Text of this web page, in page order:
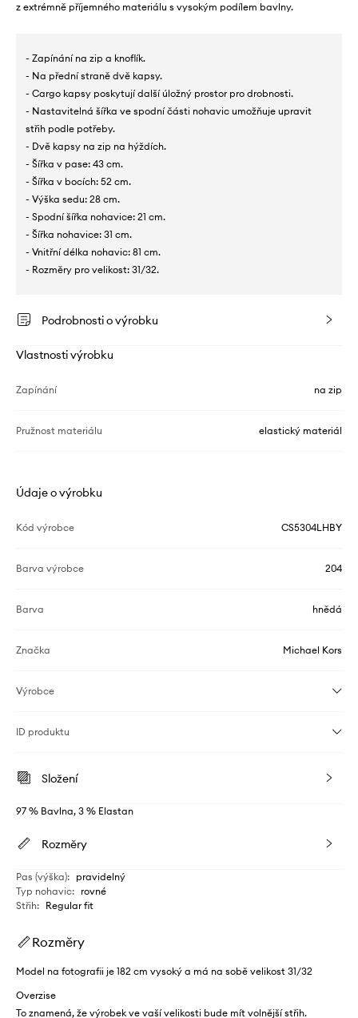
z extrémně příjemného materiálu s vysokým podílem bavlny.
- Zapínání na zip a knoflík.
- Na přední straně dvě kapsy.
- Cargo kapsy poskytují další úložný prostor pro drobnosti.
- Nastavitelná šířka ve spodní části nohavic umožňuje upravit
střih podle potřeby.
- Dvě kapsy na zip na hýždích.
- Šířka v pase: 43 cm.
- Šířka v bocích: 52 cm.
- Výška sedu: 28 cm.
- Spodní šířka nohavice: 21 cm.
- Šířka nohavice: 31 cm.
- Vnitřní délka nohavic: 81 cm.
- Rozměry pro velikost: 31/32.
Podrobnosti o výrobku
Vlastnosti výrobku
Zapínání na zip
Pružnost materiálu elastický materiál
Údaje o výrobku
Kód výrobce CS5304LHBY
Barva výrobce 204
Barva hnědá
Značka Michael Kors
Výrobce
ID produktu
Složení
97 % Bavlna, 3 % Elastan
Rozměry
Pas (výška): pravidelný
Typ nohavic: rovné
Střih: Regular fit
Rozměry
Model na fotografii je 182 cm vysoký a má na sobě velikost 31/32
Overzise
To znamená, že výrobek ve vaší velikosti bude mít volnější střih.